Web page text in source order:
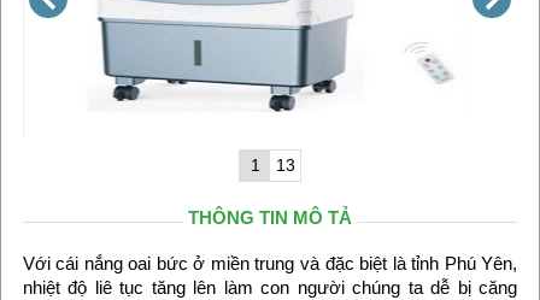
1 13
THÔNG TIN MÔ TẢ
Với cái nắng oai bức ở miền trung và đặc biệt là tỉnh Phú Yên,
nhiệt độ liê tục tăng lên làm con người chúng ta dễ bị căng